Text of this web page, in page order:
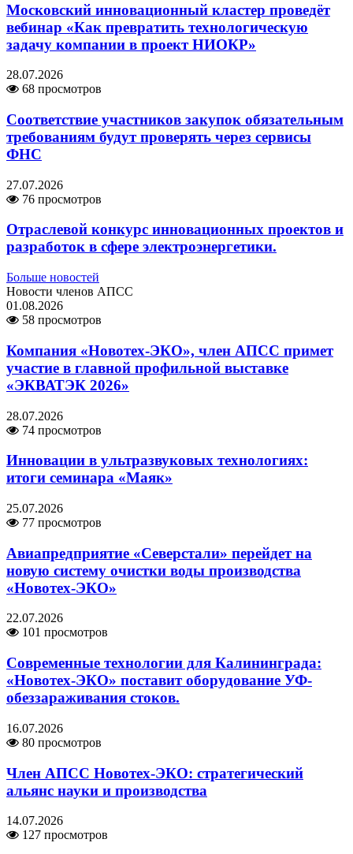
Московский инновационный кластер проведёт
вебинар «Как превратить технологическую
задачу компании в проект НИОКР»
28.07.2026
68 просмотров
Соответствие участников закупок обязательным
требованиям будут проверять через сервисы
ФНС
27.07.2026
76 просмотров
Отраслевой конкурс инновационных проектов и
разработок в сфере электроэнергетики.
Больше новостей
Новости членов АПСС
01.08.2026
58 просмотров
Компания «Новотех-ЭКО», член АПСС примет
участие в главной профильной выставке
«ЭКВАТЭК 2026»
28.07.2026
74 просмотров
Инновации в ультразвуковых технологиях:
итоги семинара «Маяк»
25.07.2026
77 просмотров
Авиапредприятие «Северстали» перейдет на
новую систему очистки воды производства
«Новотех-ЭКО»
22.07.2026
101 просмотров
Современные технологии для Калининграда:
«Новотех-ЭКО» поставит оборудование УФ-
обеззараживания стоков.
16.07.2026
80 просмотров
Член АПСС Новотех-ЭКО: стратегический
альянс науки и производства
14.07.2026
127 просмотров